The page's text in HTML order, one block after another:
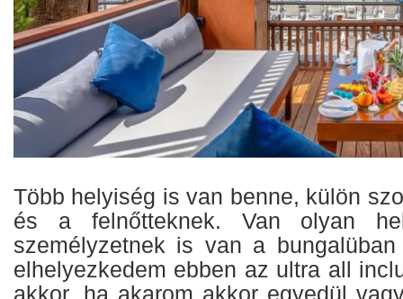
Több helyiség is van benne, külön
és a felnőtteknek. Van olyan
személyzetnek is van a
elhelyezkedem ebben az ultra all
akkor, ha akarom akkor egyedül